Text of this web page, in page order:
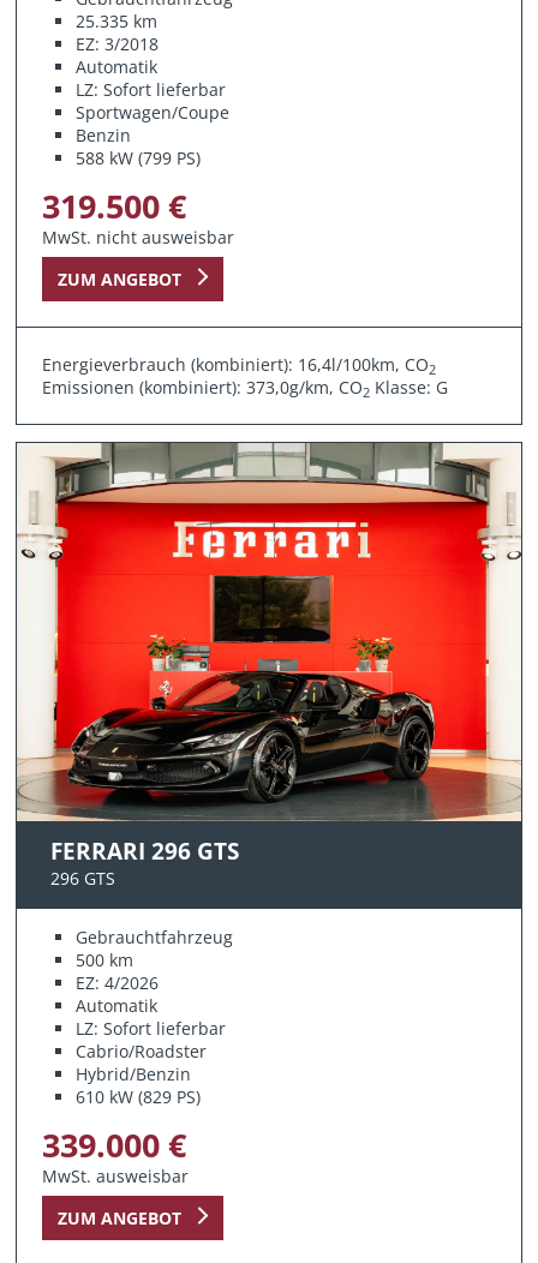
25.335 km
EZ: 3/2018
Automatik
LZ: Sofort lieferbar
Sportwagen/Coupe
Benzin
588 kW (799 PS)
319.500 €
MwSt. nicht ausweisbar
ZUM ANGEBOT
Energieverbrauch (kombiniert): 16,4l/100km, CO2
Emissionen (kombiniert): 373,0g/km, CO2 Klasse: G
FERRARI 296 GTS
296 GTS
Gebrauchtfahrzeug
500 km
EZ: 4/2026
Automatik
LZ: Sofort lieferbar
Cabrio/Roadster
Hybrid/Benzin
610 kW (829 PS)
339.000 €
MwSt. ausweisbar
ZUM ANGEBOT